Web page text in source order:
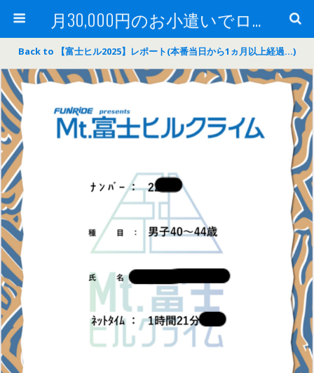
月30,000円のお小遣いでロードバイク
Back to 【富士ヒル2025】レポート(本番当日から1ヵ月以上経過…)